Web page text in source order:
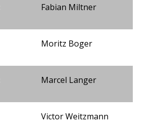
Fabian Miltner
Moritz Boger
Marcel Langer
Victor Weitzmann